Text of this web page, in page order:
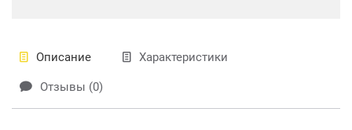
Описание Характеристики
Отзывы (0)